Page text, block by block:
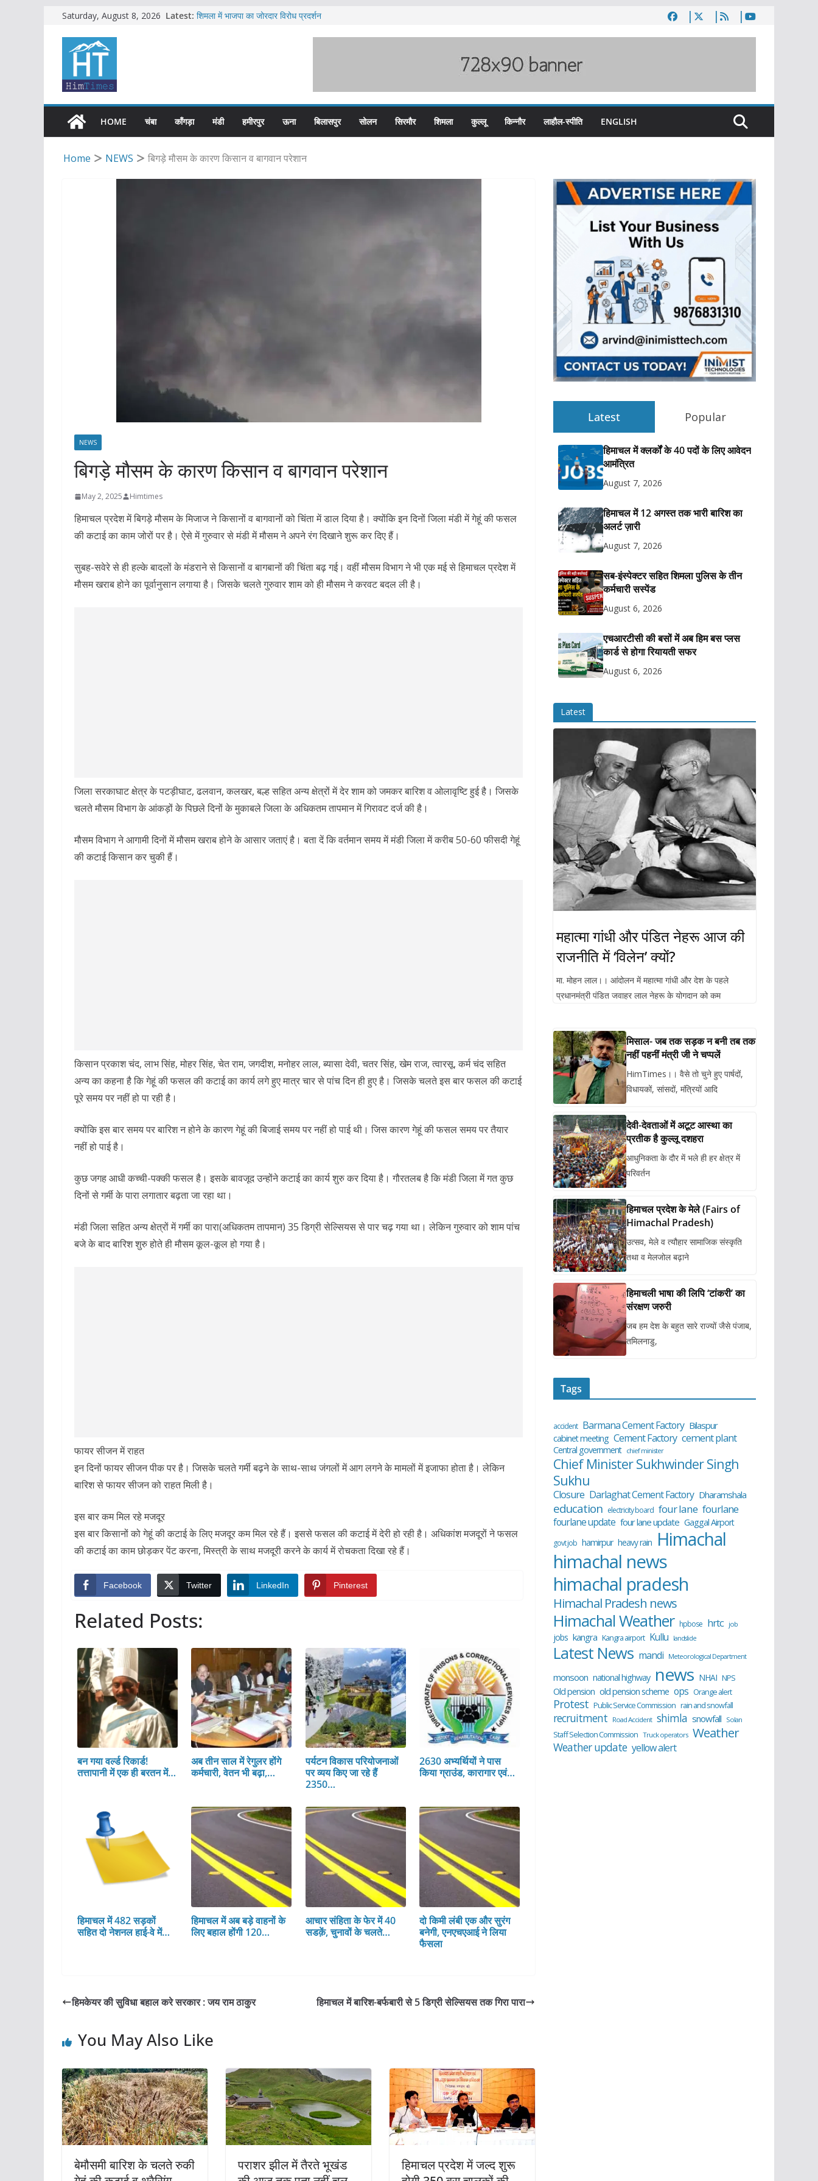
Skip
content
Saturday, August 8, 2026 Latest: शिमला में भाजपा का जोरदार विरोध प्रदर्शन
हिमाचल में 12 अगस्त तक भारी बारिश का अलर्ट ज़ारी
HOME चंबा काँगड़ा मंडी हमीरपुर ऊना बिलासपुर सोलन सिरमौर शिमला कुल्लू किन्नौर लाहौल-स्पीति ENGLISH
Home NEWS बिगड़े मौसम के कारण किसान व बागवान परेशान
NEWS
बिगड़े मौसम के कारण किसान व बागवान परेशान
May 2, 2025 Himtimes
हिमाचल प्रदेश में बिगड़े मौसम के मिजाज ने किसानों व बागवानों को चिंता में डाल दिया है। क्योंकि इन दिनों जिला मंडी में गेहूं की फसल
की कटाई का काम जोरों पर है। ऐसे में गुरुवार से मंडी में मौसम ने अपने रंग दिखाने शुरू कर दिए हैं।
सुबह-सवेरे से ही हल्के बादलों के मंडराने से किसानों व बागबानों की चिंता बढ़ गई। वहीं मौसम विभाग ने भी एक मई से हिमाचल प्रदेश में
मौसम खराब होने का पूर्वानुसान लगाया है। जिसके चलते गुरुवार शाम को ही मौसम ने करवट बदल ली है।
जिला सरकाघाट क्षेत्र के पटड़ीघाट, ढलवान, कलखर, बल्ह सहित अन्य क्षेत्रों में देर शाम को जमकर बारिश व ओलावृष्टि हुई है। जिसके
चलते मौसम विभाग के आंकड़ों के पिछले दिनों के मुकाबले जिला के अधिकतम तापमान में गिरावट दर्ज की है।
मौसम विभाग ने आगामी दिनों में मौसम खराब होने के आसार जताएं है। बता दें कि वर्तमान समय में मंडी जिला में करीब 50-60 फीसदी गेहूं
की कटाई किसान कर चुकी हैं।
किसान प्रकाश चंद, लाभ सिंह, मोहर सिंह, चेत राम, जगदीश, मनोहर लाल, ब्यासा देवी, चतर सिंह, खेम राज, त्वारसू, कर्म चंद सहित
अन्य का कहना है कि गेहूं की फसल की कटाई का कार्य लगे हुए मात्र चार से पांच दिन ही हुए है। जिसके चलते इस बार फसल की कटाई
पूरे समय पर नहीं हो पा रही है।
क्योंकि इस बार समय पर बारिश न होने के कारण गेहूं की बिजाई समय पर नहीं हो पाई थी। जिस कारण गेहूं की फसल समय पर तैयार
नहीं हो पाई है।
कुछ जगह आधी कच्ची-पक्की फसल है। इसके बावजूद उन्होंने कटाई का कार्य शुरु कर दिया है। गौरतलब है कि मंडी जिला में गत कुछ
दिनों से गर्मी के पारा लगातार बढ़ता जा रहा था।
मंडी जिला सहित अन्य क्षेत्रों में गर्मी का पारा(अधिकतम तापमान) 35 डिग्री सेल्सियस से पार चढ़ गया था। लेकिन गुरुवार को शाम पांच
बजे के बाद बारिश शुरु होते ही मौसम कूल-कूल हो गया है।
फायर सीजन में राहत
इन दिनों फायर सीजन पीक पर है। जिसके चलते गर्मी बढ़ने के साथ-साथ जंगलों में आग लगने के मामलों में इजाफा होता है। लेकिन
बारिश से फायर सीजन को राहत मिली है।
इस बार कम मिल रहे मजदूर
इस बार किसानों को गेहूं की कटाई के लिए मजदूर कम मिल रहे हैं। इससे फसल की कटाई में देरी हो रही है। अधिकांश मजदूरों ने फसल
की कटाई का काम छोड़कर पेंट करना, मिस्त्री के साथ मजदूरी करने के कार्य में रोचकता दिखा रहे हैं।
Facebook Twitter LinkedIn Pinterest
Related Posts:
बन गया वर्ल्ड रिकार्ड!
तत्तापानी में एक ही बरतन में…
अब तीन साल में रेगुलर होंगे
कर्मचारी, वेतन भी बढ़ा,…
पर्यटन विकास परियोजनाओं
पर व्यय किए जा रहे हैं
2350…
2630 अभ्यर्थियों ने पास
किया ग्राउंड, कारागार एवं…
हिमाचल में 482 सड़कों
सहित दो नेशनल हाई-वे में…
हिमाचल में अब बड़े वाहनों के
लिए बहाल होंगी 120…
आचार संहिता के फेर में 40
सडक़ें, चुनावों के चलते…
दो किमी लंबी एक और सुरंग
बनेगी, एनएचएआई ने लिया
फैसला
हिमकेयर की सुविधा बहाल करे सरकार : जय राम ठाकुर हिमाचल में बारिश-बर्फबारी से 5 डिग्री सेल्सियस तक गिरा पारा
You May Also Like
बेमौसमी बारिश के चलते रुकी
पराशर झील में तैरते भूखंड
हिमाचल प्रदेश में जल्द शुरू
Latest Popular
हिमाचल में क्लर्कों के 40 पदों के लिए आवेदन
आमंत्रित
August 7, 2026
हिमाचल में 12 अगस्त तक भारी बारिश का
अलर्ट ज़ारी
August 7, 2026
सब-इंस्पेक्टर सहित शिमला पुलिस के तीन
कर्मचारी सस्पेंड
August 6, 2026
एचआरटीसी की बसों में अब हिम बस प्लस
कार्ड से होगा रियायती सफर
August 6, 2026
Latest
महात्मा गांधी और पंडित नेहरू आज की
राजनीति में ‘विलेन’ क्यों?
मा. मोहन लाल।। आंदोलन में महात्मा गांधी और देश के पहले
प्रधानमंत्री पंडित जवाहर लाल नेहरू के योगदान को कम
मिसाल- जब तक सड़क न बनी तब तक
नहीं पहनीं मंत्री जी ने चप्पलें
HimTimes।। वैसे तो चुने हुए पार्षदों,
विधायकों, सांसदों, मंत्रियों आदि
देवी-देवताओं में अटूट आस्था का
प्रतीक है कुल्लू दशहरा
आधुनिकता के दौर में भले ही हर क्षेत्र में
परिवर्तन
हिमाचल प्रदेश के मेले (Fairs of
Himachal Pradesh)
उत्सव, मेले व त्यौहार सामाजिक संस्कृति
तथा व मेलजोल बढ़ाने
हिमाचली भाषा की लिपि ‘टांकरी’ का
संरक्षण जरुरी
जब हम देश के बहुत सारे राज्यों जैसे पंजाब,
तमिलनाडु,
Tags
accident Barmana Cement Factory Bilaspur
cabinet meeting Cement Factory cement plant
Central government chief minister
Chief Minister Sukhwinder Singh
Sukhu
Closure Darlaghat Cement Factory Dharamshala
education electricity board four lane fourlane
fourlane update four lane update Gaggal Airport
govt job hamirpur heavy rain Himachal
himachal news
himachal pradesh
Himachal Pradesh news
Himachal Weather hpbose hrtc job
jobs kangra Kangra airport Kullu landslide
Latest News mandi Meteorological Department
monsoon national highway news NHAI NPS
Old pension old pension scheme ops Orange alert
Protest Public Service Commission rain and snowfall
recruitment Road Accident shimla snowfall Solan
Staff Selection Commission Truck operators Weather
Weather update yellow alert